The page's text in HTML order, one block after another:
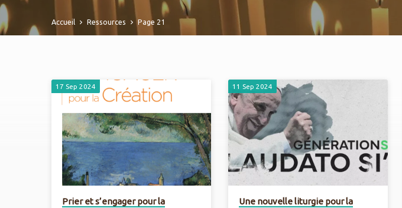
Accueil Ressources Page 21
Ressources
(Page
21)
17 Sep 2024
Prier et s’engager pour la
11 Sep 2024
Une nouvelle liturgie pour la